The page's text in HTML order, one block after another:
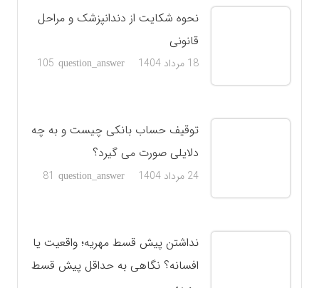
نحوه شکایت از دندانپزشک و مراحل
قانونی
18 مرداد 1404 question_answer
105دیدگاه
توقیف حساب بانکی چیست و به چه
دلایلی صورت می گیرد؟
24 مرداد 1404 question_answer
81دیدگاه
نداشتن پیش قسط مهریه؛ واقعیت یا
افسانه؟ نگاهی به حداقل پیش قسط